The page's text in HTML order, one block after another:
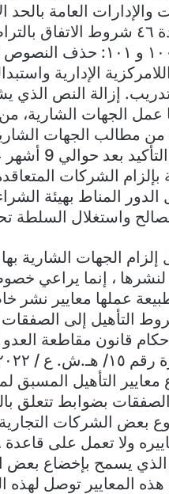
والإدارات العامة
أشمل: المادة ٦٠ (الفاتورة والبيان) المادة ٤٦
المستشفيات والمراكز الطبية
الإدارية
إزالة النص الذي
عمل الجهات الشارية،
من مطالب الجهات
الكتب الواردة
بإلزام الشركات
المناط بهيئة
واستغلال السلطة
الجهات الشارية بها
، إنما يراعي
التأهيل إلى
قانون مقاطعة
التأهيل المسبق
بضوابط تتعلق
بعض الشركات
يسمح بإخضاع بعض
المعايير توصل لهذه